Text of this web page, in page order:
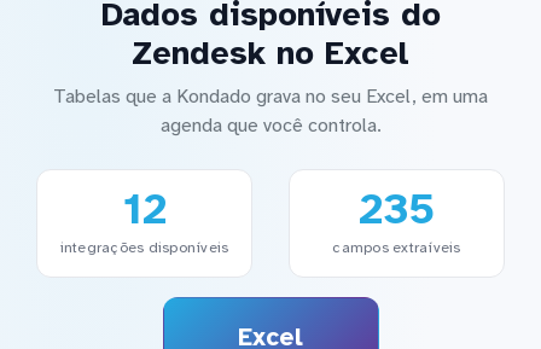
Dados disponíveis do
Zendesk no Excel
Tabelas que a Kondado grava no seu Excel, em uma
agenda que você controla.
12
integrações disponíveis
235
campos extraíveis
Excel